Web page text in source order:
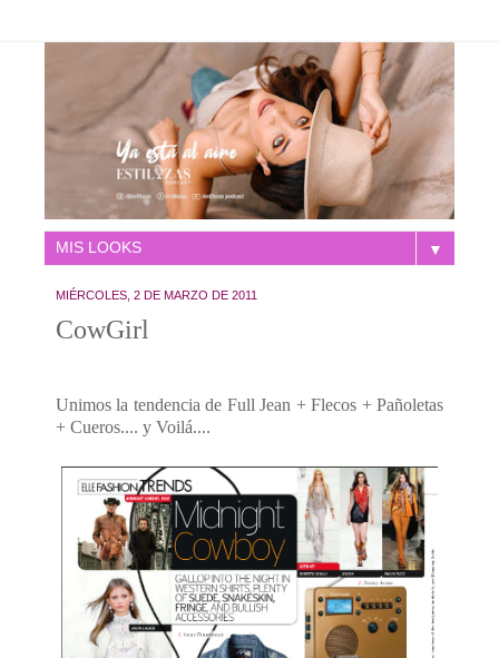
▼
MIÉRCOLES, 2 DE MARZO DE 2011
CowGirl
Unimos la tendencia de Full Jean + Flecos + Pañoletas
+ Cueros.... y Voilá....